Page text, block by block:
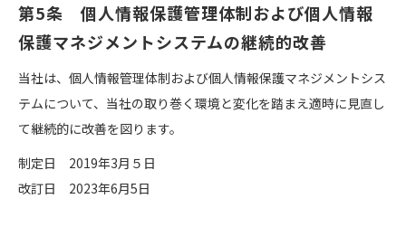
第5条 個人情報保護管理体制および個人情報
保護マネジメントシステムの継続的改善
当社は、個人情報管理体制および個人情報保護マネジメントシス
テムについて、当社の取り巻く環境と変化を踏まえ適時に見直し
て継続的に改善を図ります。
制定日 2019年3月５日
改訂日 2023年6月5日